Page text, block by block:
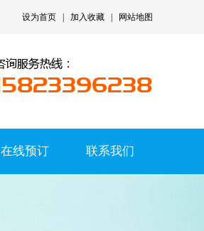
设为首页 加入收藏 网站地图
在线预订 联系我们